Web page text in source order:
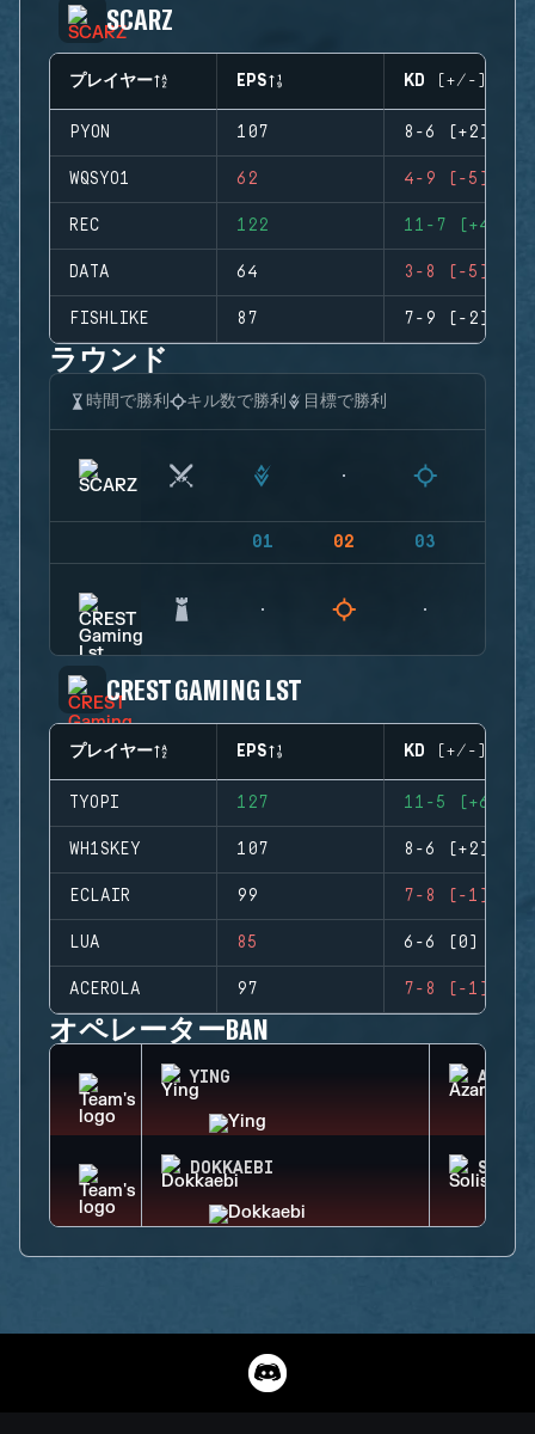
SCARZ
プレイヤー EPS KD (+/-)
PYON 107 8-6 (+2)
WQSYO1 62 4-9 (-5)
REC 122 11-7 (+4)
DATA 64 3-8 (-5)
FISHLIKE 87 7-9 (-2)
ラウンド
時間で勝利 キル数で勝利 目標で勝利
01 02 03
CREST GAMING LST
プレイヤー EPS KD (+/-)
TYOPI 127 11-5 (+6)
WH1SKEY 107 8-6 (+2)
ECLAIR 99 7-8 (-1)
LUA 85 6-6 (0)
ACEROLA 97 7-8 (-1)
オペレーターBAN
YING AZAMI
DOKKAEBI SOLIS